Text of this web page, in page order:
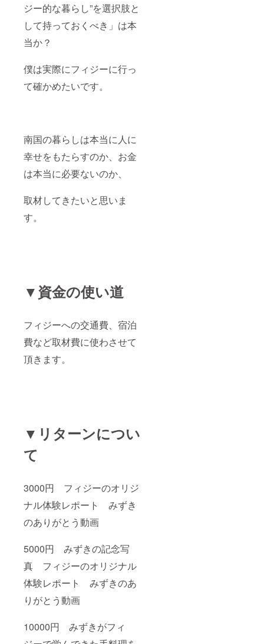
ジー的な暮らし”を選択肢と
して持っておくべき」は本
当か？
僕は実際にフィジーに行っ
て確かめたいです。
南国の暮らしは本当に人に
幸せをもたらすのか、お金
は本当に必要ないのか、
取材してきたいと思いま
す。
▼資金の使い道
フィジーへの交通費、宿泊
費など取材費に使わさせて
頂きます。
▼リターンについ
て
3000円 フィジーのオリジ
ナル体験レポート みずき
のありがとう動画
5000円 みずきの記念写
真 フィジーのオリジナル
体験レポート みずきのあ
りがとう動画
10000円 みずきがフィ